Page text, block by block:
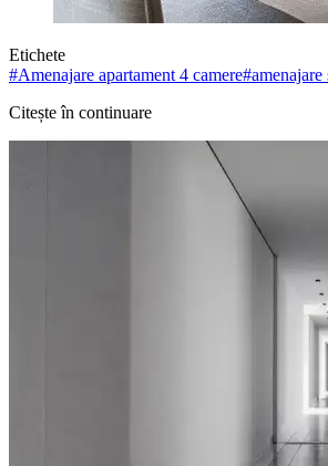
Etichete
#Amenajare apartament 4 camere#
Citește în continuare